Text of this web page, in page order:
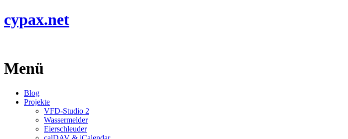
cypax.net
Menü
Blog
Projekte
VFD-Studio 2
Wassermelder
Eierschleuder